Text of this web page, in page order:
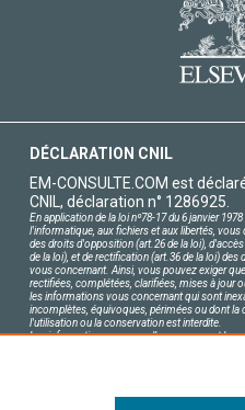
DÉCLARATION CNIL
EM-CONSULTE.COM est
CNIL, déclaration n° 1286925.
En application de la loi nº78-17 du 6 janvier
l'informatique, aux fichiers et aux libertés, vous
des droits d'opposition (art.26 de la loi), d'accès
de la loi), et de rectification (art.36 de la loi) des
vous concernant. Ainsi, vous pouvez exiger
rectifiées, complétées, clarifiées, mises à jour
les informations vous concernant qui sont
incomplètes, équivoques, périmées ou dont la
l'utilisation ou la conservation est interdite.
Les informations personnelles concernant les